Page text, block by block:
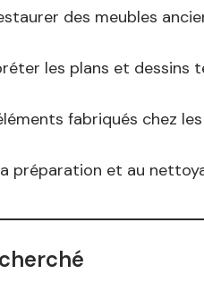
des meubles
les plans et dessins
fabriqués chez
préparation et au